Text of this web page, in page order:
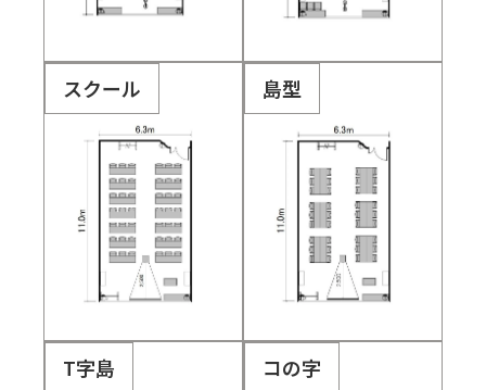
スクール 島型
T字島 コの字